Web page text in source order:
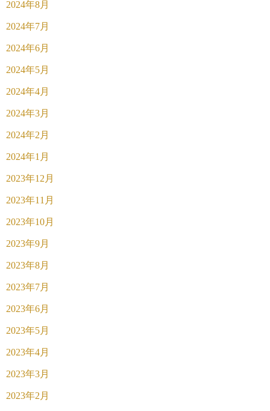
2024年8月
2024年7月
2024年6月
2024年5月
2024年4月
2024年3月
2024年2月
2024年1月
2023年12月
2023年11月
2023年10月
2023年9月
2023年8月
2023年7月
2023年6月
2023年5月
2023年4月
2023年3月
2023年2月